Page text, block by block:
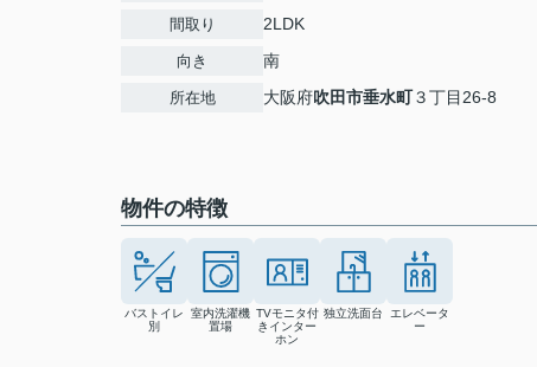
間取り 2LDK
向き 南
所在地 大阪府吹田市垂水町３丁目26-8
物件の特徴
バストイレ
別
室内洗濯機
置場
TVモニタ付
きインター
ホン
独立洗面台
エレベータ
ー